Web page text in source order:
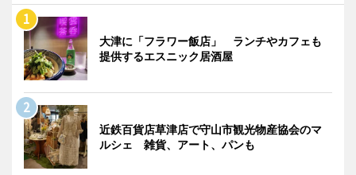
大津に「フラワー飯店」 ランチやカフェも
提供するエスニック居酒屋
近鉄百貨店草津店で守山市観光物産協会のマ
ルシェ 雑貨、アート、パンも